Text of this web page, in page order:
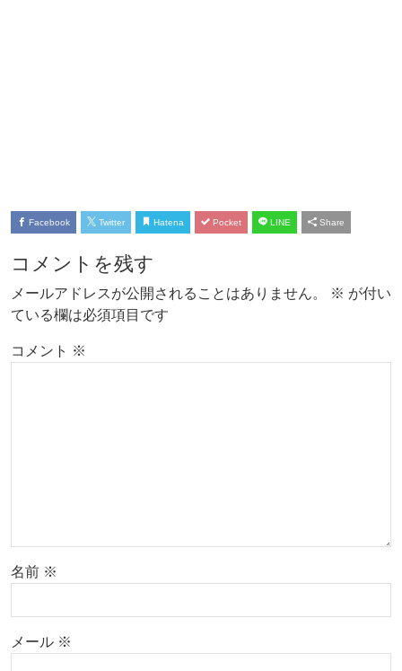
Facebook Twitter Hatena Pocket LINE Share
コメントを残す
メールアドレスが公開されることはありません。 ※ が付い
ている欄は必須項目です
コメント ※
名前 ※
メール ※